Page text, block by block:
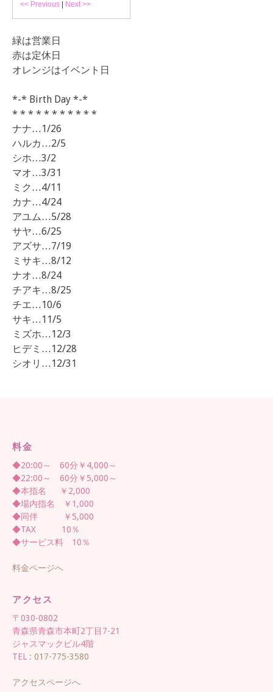
<< Previous Next >>
緑は営業日
赤は定休日
オレンジはイベント日
*-* Birth Day *-*
* * * * * * * * * * *
ナナ…1/26
ハルカ…2/5
シホ…3/2
マオ…3/31
ミク…4/11
カナ…4/24
アユム…5/28
サヤ…6/25
アズサ…7/19
ミサキ…8/12
ナオ…8/24
チアキ…8/25
チエ…10/6
サキ…11/5
ミズホ…12/3
ヒデミ…12/28
シオリ…12/31
料金
◆20:00～ 60分￥4,000～
◆22:00～ 60分￥5,000～
◆本指名 ￥2,000
◆場内指名 ￥1,000
◆同伴 ￥5,000
◆TAX 10％
◆サービス料 10％
料金ページへ
アクセス
〒030-0802
青森県青森市本町2丁目7-21
ジャスマックビル4階
TEL : 017-775-3580
アクセスページへ